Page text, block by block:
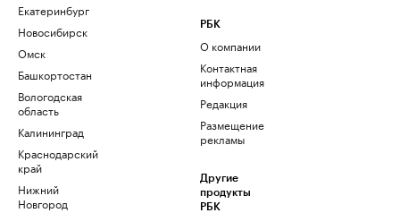
Екатеринбург
Новосибирск
Омск
Башкортостан
Вологодская
область
Калининград
Краснодарский
край
Нижний
Новгород
РБК
О компании
Контактная
информация
Редакция
Размещение
рекламы
Другие
продукты
РБК